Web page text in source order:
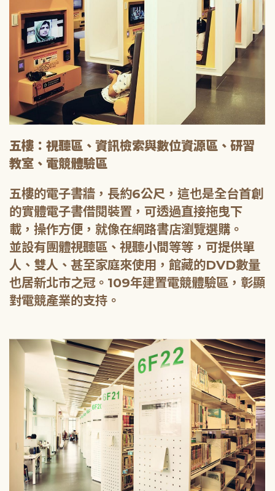
五樓：視聽區、資訊檢索與數位資源區、研習
教室、電競體驗區
五樓的電子書牆，長約6公尺，這也是全台首創
的實體電子書借閱裝置，可透過直接拖曳下
載，操作方便，就像在網路書店瀏覽選購。
並設有團體視聽區、視聽小間等等，可提供單
人、雙人、甚至家庭來使用，館藏的DVD數量
也居新北市之冠。109年建置電競體驗區，彰顯
對電競產業的支持。